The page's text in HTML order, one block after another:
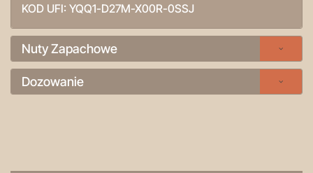
KOD UFI: YQQ1-D27M-X00R-0SSJ
Nuty Zapachowe
Dozowanie